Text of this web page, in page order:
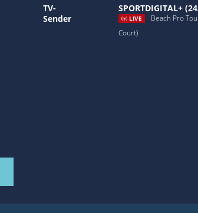
TV-
Sender
SPORTDIGITAL+
LIVE
Beach Pro
Court)